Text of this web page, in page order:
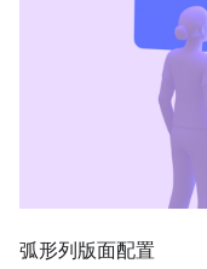
弧形列版面配置